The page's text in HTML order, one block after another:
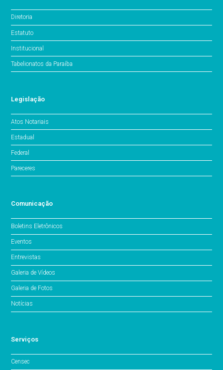
Diretoria
Estatuto
Institucional
Tabelionatos da Paraíba
Legislação
Atos Notariais
Estadual
Federal
Pareceres
Comunicação
Boletins Eletrônicos
Eventos
Entrevistas
Galeria de Vídeos
Galeria de Fotos
Notícias
Serviços
Censec